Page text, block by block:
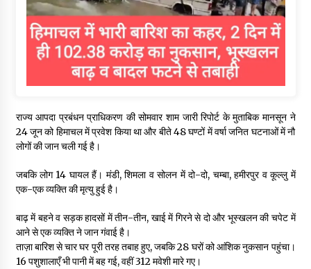
राज्य आपदा प्रबंधन प्राधिकरण की सोमवार शाम जारी रिपोर्ट के मुताबिक मानसून ने
24 जून को हिमाचल में प्रवेश किया था और बीते 48 घण्टों में वर्षा जनित घटनाओं में नौ
लोगों की जान चली गई है।
जबकि लोग 14 घायल हैं। मंडी, शिमला व सोलन में दो-दो, चम्बा, हमीरपुर व कूल्लु में
एक-एक व्यक्ति की मृत्यु हुई है।
बाढ़ में बहने व सड़क हादसों में तीन-तीन, खाई में गिरने से दो और भूस्खलन की चपेट में
आने से एक व्यक्ति ने जान गंवाई है।
ताज़ा बारिश से चार घर पूरी तरह तबाह हुए, जबकि 28 घरों को आंशिक नुकसान पहुंचा।
16 पशुशालाएँ भी पानी में बह गई, वहीं 312 मवेशी मारे गए।